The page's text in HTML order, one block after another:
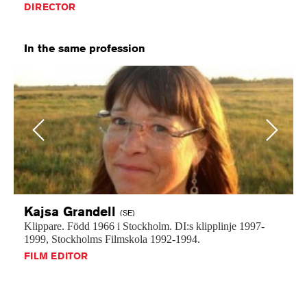
DIRECTOR
In the same profession
Previous
Kajsa Grandell (SE)
Klippare. Född 1966 i Stockholm. DI:s klipplinje 1997-
1999, Stockholms Filmskola 1992-1994.
FILM EDITOR
Next